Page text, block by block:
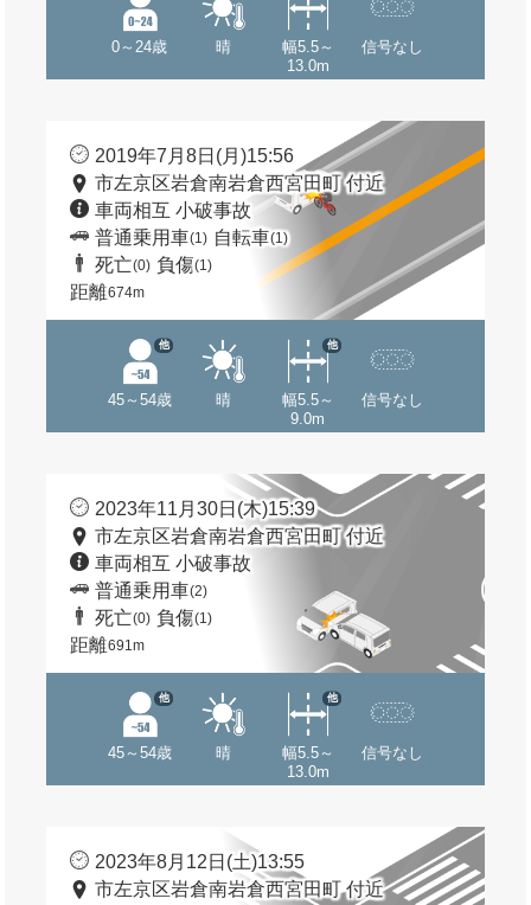
0～24歳 晴
幅5.5～
13.0m
信号なし
2019年7月8日(月)15:56
市左京区岩倉南岩倉西宮田町 付近
車両相互 小破事故
普通乗用車(1) 自転車(1)
死亡(0) 負傷(1)
距離674m
45～54歳
他
晴
幅5.5～
9.0m
他
信号なし
2023年11月30日(木)15:39
市左京区岩倉南岩倉西宮田町 付近
車両相互 小破事故
普通乗用車(2)
死亡(0) 負傷(1)
距離691m
45～54歳
他
晴
幅5.5～
13.0m
他
信号なし
2023年8月12日(土)13:55
市左京区岩倉南岩倉西宮田町 付近